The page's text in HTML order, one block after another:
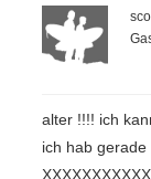
alter !!!! ich
ich hab